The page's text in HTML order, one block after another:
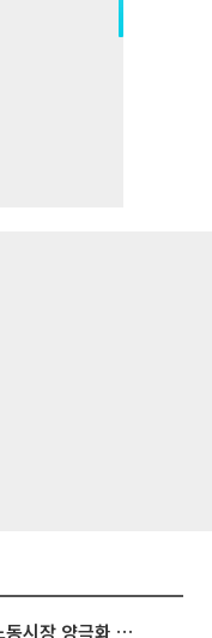
AI, ‘영구적 하층계급’ 만드나…노동시장 양극화 경고